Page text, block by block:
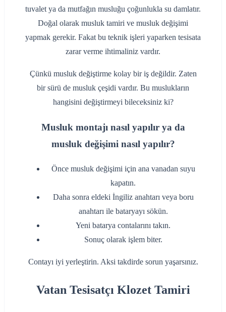
tuvalet ya da mutfağın musluğu çoğunlukla su damlatır.
Doğal olarak musluk tamiri ve musluk değişimi
yapmak gerekir. Fakat bu teknik işleri yaparken tesisata
zarar verme ihtimaliniz vardır.
Çünkü musluk değiştirme kolay bir iş değildir. Zaten
bir sürü de musluk çeşidi vardır. Bu muslukların
hangisini değiştirmeyi bileceksiniz ki?
Musluk montajı nasıl yapılır ya da
musluk değişimi nasıl yapılır?
‌Önce musluk değişimi için ana vanadan suyu
kapatın.
‌Daha sonra eldeki İngiliz anahtarı veya boru
anahtarı ile bataryayı sökün.
‌Yeni batarya contalarını takın.
‌Sonuç olarak işlem biter.
‌Contayı iyi yerleştirin. Aksi takdirde sorun yaşarsınız.
Vatan Tesisatçı Klozet Tamiri